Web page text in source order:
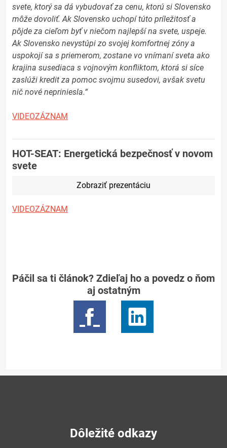
svete, ktorý sa dá vybudovať za cenu, ktorú si Slovensko
môže dovoliť. Ak Slovensko uchopí túto príležitosť a
pôjde za cieľom byť v niečom najlepší na svete, uspeje.
Ak Slovensko nevystúpi zo svojej komfortnej zóny a
uspokojí sa s priemerom, zostane vo vnímaní sveta ako
krajina susediaca s vojnovým konfliktom, ktorá si síce
zaslúži kredit za pomoc svojmu susedovi, avšak svetu
nič nové nepriniesla.“
VIDEOZÁZNAM
HOT-SEAT: Energetická bezpečnosť v novom
svete
Zobraziť prezentáciu
VIDEOZÁZNAM
Páčil sa ti článok? Zdieľaj ho a povedz o ňom
aj ostatným
Dôležité odkazy